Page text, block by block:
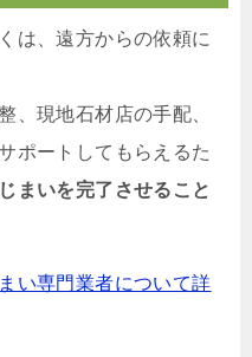
は、遠方からの依頼に
、現地石材店の手配、
ポートしてもらえるた
まいを完了させること
い専門業者について詳